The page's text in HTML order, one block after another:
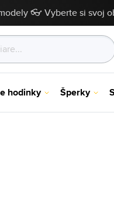
👓 Vyberte si svoj
hodinky Šperky